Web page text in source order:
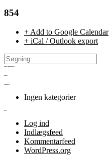
854
+ Add to Google Calendar
+ iCal / Outlook export
Ingen kategorier
Log ind
Indlægsfeed
Kommentarfeed
WordPress.org